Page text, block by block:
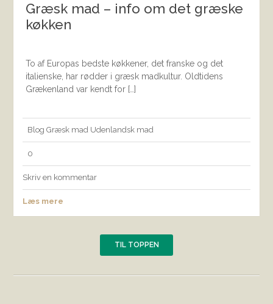
Græsk mad – info om det græske
køkken
To af Europas bedste køkkener, det franske og det
italienske, har rødder i græsk madkultur. Oldtidens
Grækenland var kendt for […]
Blog Græsk mad Udenlandsk mad
0
Skriv en kommentar
Læs mere
TIL TOPPEN